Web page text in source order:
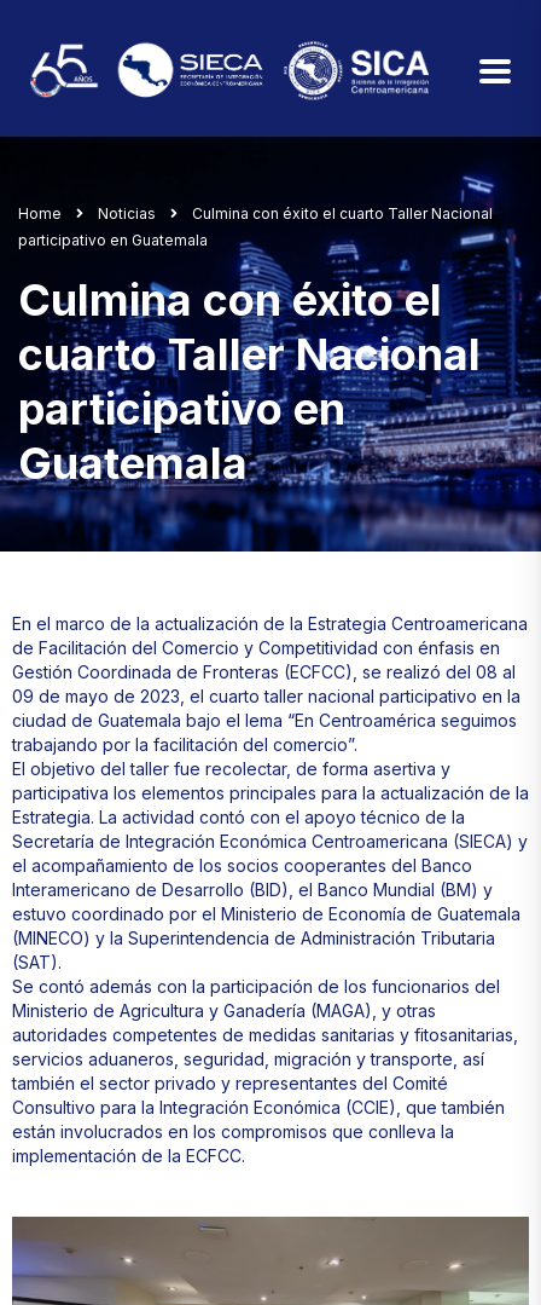
Home Noticias
Culmina con éxito el cuarto Taller Nacional
participativo en Guatemala
Culmina con éxito el
cuarto Taller Nacional
participativo en
Guatemala
En el marco de la actualización de la Estrategia Centroamericana
de Facilitación del Comercio y Competitividad con énfasis en
Gestión Coordinada de Fronteras (ECFCC), se realizó del 08 al
09 de mayo de 2023, el cuarto taller nacional participativo en la
ciudad de Guatemala bajo el lema “En Centroamérica seguimos
trabajando por la facilitación del comercio”.
El objetivo del taller fue recolectar, de forma asertiva y
participativa los elementos principales para la actualización de la
Estrategia. La actividad contó con el apoyo técnico de la
Secretaría de Integración Económica Centroamericana (SIECA) y
el acompañamiento de los socios cooperantes del Banco
Interamericano de Desarrollo (BID), el Banco Mundial (BM) y
estuvo coordinado por el Ministerio de Economía de Guatemala
(MINECO) y la Superintendencia de Administración Tributaria
(SAT).
Se contó además con la participación de los funcionarios del
Ministerio de Agricultura y Ganadería (MAGA), y otras
autoridades competentes de medidas sanitarias y fitosanitarias,
servicios aduaneros, seguridad, migración y transporte, así
también el sector privado y representantes del Comité
Consultivo para la Integración Económica (CCIE), que también
están involucrados en los compromisos que conlleva la
implementación de la ECFCC.